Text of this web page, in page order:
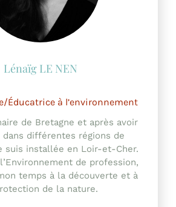
Éducatrice à l’environnement
de Bretagne et après avoir
différentes régions de
suis installée en Loir-et-Cher.
de profession,
temps à la découverte et à
de la nature.